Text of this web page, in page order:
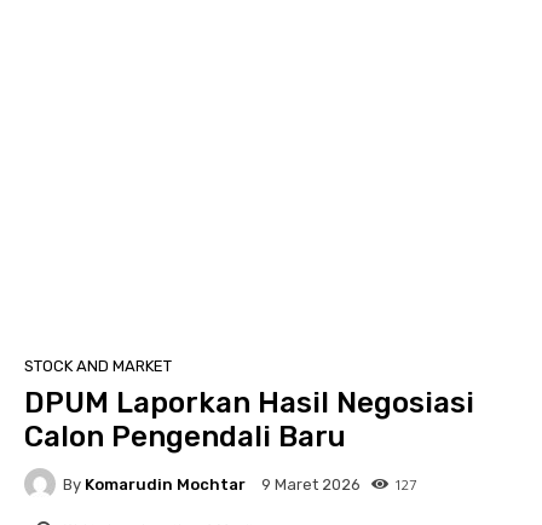
STOCK AND MARKET
DPUM Laporkan Hasil Negosiasi
Calon Pengendali Baru
By Komarudin Mochtar 9 Maret 2026 127